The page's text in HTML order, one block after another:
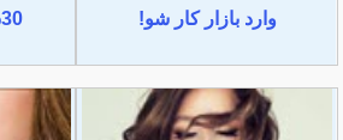
وارد بازار کار شو! 30% تخفیف از روژا